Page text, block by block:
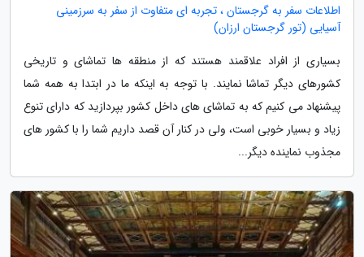
اطلاعات سفر به گرجستان ، تجربه ای متفاوت از سفر به سرزمینی
آسیایی (تور گرجستان ارزان)
بسیاری از افراد علاقمند هستند که از منطقه ها تماشای و تاریخی
کشورهای دیگر تماشا نمایند. با توجه به اینکه ما در ابتدا به همه شما
پیشنهاد می کنیم که به تماشای های داخل کشور بپردازید که دارای تنوع
زیاد و بسیار خوبی است، ولی در کنار آن قصد داریم شما را با کشور های
مجذوب نماینده دیگر...